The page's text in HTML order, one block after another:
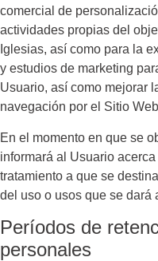
comercial de
actividades propias del
Iglesias, así como para la
y estudios de marketing
Usuario, así como mejorar
navegación por el Sitio
En el momento en que se
informará al Usuario
tratamiento a que se
del uso o usos que se dará
Períodos de
personales